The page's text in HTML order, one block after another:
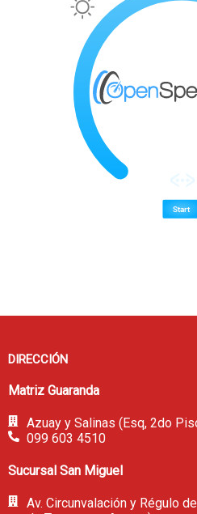
DIRECCIÓN
Matriz Guaranda
Azuay y Salinas (Esq, 2do
099 603 4510
Sucursal San Miguel
Av. Circunvalación y Régulo